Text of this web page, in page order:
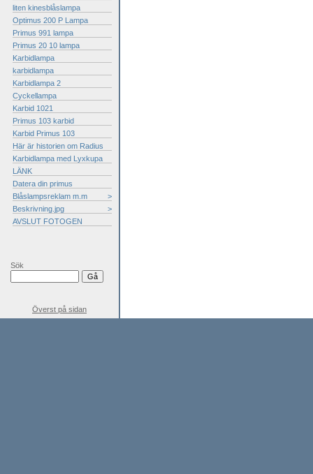
liten kinesblåslampa
Optimus 200 P Lampa
Primus 991 lampa
Primus 20 10 lampa
Karbidlampa
karbidlampa
Karbidlampa 2
Cyckellampa
Karbid 1021
Primus 103 karbid
Karbid Primus 103
Här är historien om Radius
Karbidlampa med Lyxkupa
LÄNK
Datera din primus
Blåslampsreklam m.m
>
Beskrivning.jpg
>
AVSLUT FOTOGEN
Sök
Överst på sidan